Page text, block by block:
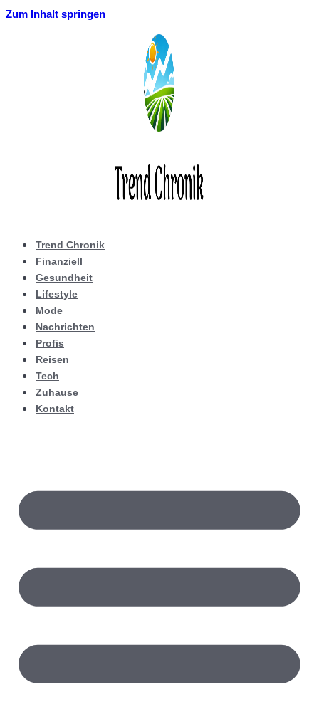
Zum Inhalt springen
Trend Chronik
Finanziell
Gesundheit
Lifestyle
Mode
Nachrichten
Profis
Reisen
Tech
Zuhause
Kontakt